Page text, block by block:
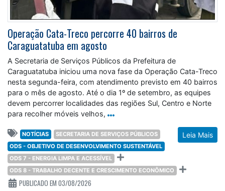
Operação Cata-Treco percorre 40 bairros de
Caraguatatuba em agosto
A Secretaria de Serviços Públicos da Prefeitura de
Caraguatatuba iniciou uma nova fase da Operação Cata-Treco
nesta segunda-feira, com atendimento previsto em 40 bairros
para o mês de agosto. Até o dia 1º de setembro, as equipes
devem percorrer localidades das regiões Sul, Centro e Norte
para recolher móveis velhos,
Leia Mais
NOTÍCIAS
SECRETARIA DE SERVIÇOS PÚBLICOS
ODS - OBJETIVO DE DESENVOLVIMENTO SUSTENTÁVEL
ODS 7 - ENERGIA LIMPA E ACESSÍVEL
ODS 8 - TRABALHO DECENTE E CRESCIMENTO ECONÔMICO
PUBLICADO EM 03/08/2026